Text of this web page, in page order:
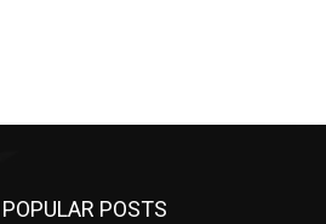
POPULAR POSTS